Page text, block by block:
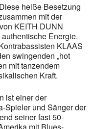
heiße Besetzung
mit der
KEITH DUNN
Energie.
KLAAS
swingenden „hot
mit tanzendem
Kraft.
ist einer der
Spieler und Sänger der
seiner fast 50-
mit Blues-